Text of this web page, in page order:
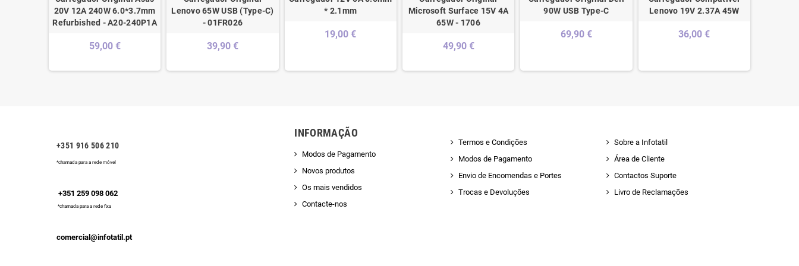
20V 12A 240W 6.0*3.7mm
Refurbished - A20-240P1A
59,00 €
Lenovo 65W USB (Type-C)
- 01FR026
39,90 €
* 2.1mm
19,00 €
Microsoft Surface 15V 4A
65W - 1706
49,90 €
90W USB Type-C
69,90 €
Lenovo 19V 2.37A 45W
36,00 €
+351 916 506 210
*chamada para a rede móvel
+351 259 098 062
*chamada para a rede fixa
comercial@infotatil.pt
INFORMAÇÃO
Modos de Pagamento
Novos produtos
Os mais vendidos
Contacte-nos
Termos e Condições
Modos de Pagamento
Envio de Encomendas e Portes
Trocas e Devoluções
Sobre a Infotatil
Área de Cliente
Contactos Suporte
Livro de Reclamações